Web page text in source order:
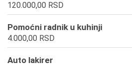
120.000,00 RSD
Pomoćni radnik u kuhinji
4.000,00 RSD
Auto lakirer